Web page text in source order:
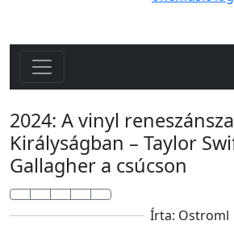
2024: A vinyl
Királyságban – Taylor
Gallagher a csúcson
Írta: Ostroml